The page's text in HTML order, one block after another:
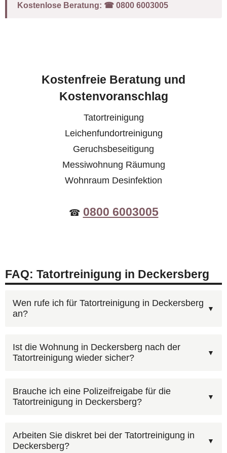
Kostenlose Beratung: ☎︎ 0800 6003005
Kostenfreie Beratung und
Kostenvoranschlag
Tatortreinigung
Leichenfundortreinigung
Geruchsbeseitigung
Messiwohnung Räumung
Wohnraum Desinfektion
☎ 0800 6003005
FAQ: Tatortreinigung in Deckersberg
Wen rufe ich für Tatortreinigung in Deckersberg
an?
Sie erreichen uns jederzeit unter0800 6003005
(gebührenfrei). Nach einem kurzen Erstgespräch
Kostenvoranschlag für Deckersberg. Auf Wunsch
nutzen Sie auch unserKontaktformular
Ist die Wohnung in Deckersberg nach der
Tatortreinigung wieder sicher?
Nein, unser Ziel ist es, alle sichtbaren und
unsichtbaren Spuren restlos zu beseitigen. Dazu
Rückstände. Die Wohnung in Deckersberg wird
in einem Zustand übergeben, der eine sofortige
Brauche ich eine Polizeifreigabe für die
Tatortreinigung in Deckersberg?
Wichtig: Bei polizeilichen Ermittlungen die
Freigabe abwarten. Die Kosten können über die
Arbeiten Sie diskret bei der Tatortreinigung in
Deckersberg?